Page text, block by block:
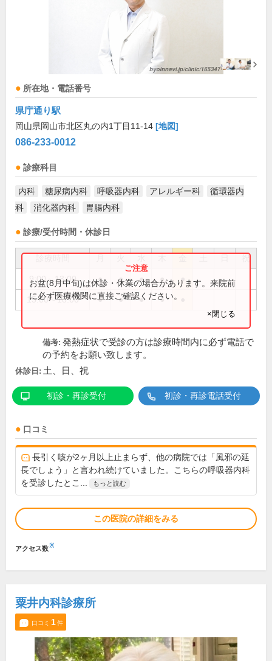
所在地・電話番号
県庁通り駅
岡山県岡山市北区丸の内1丁目11-14 [地図]
086-233-0012
診療科目
内科 糖尿病内科 呼吸器内科 アレルギー科
循環器内
科
消化器内科 胃腸内科
診療/受付時間・休診日
祝
9:00～13:00 ● ● ● ● ●
15:00～18:00 ● ● ● ●
お盆(8月中旬)は休診・休業の場合があります。来院前
に必ず医療機関に直接ご確認ください。
×閉じる
備考: 発熱症状で受診の方は診療時間内に必ず電話で
の予約をお願い致します。
休診日: 土、日、祝
初診・再診受付 初診・再診電話受付
口コミ
長引く咳が2ヶ月以上止まらず、他の病院では「風邪の延
長でしょう」と言われ続けていました。こちらの呼吸器内科
を受診したとこ...
もっと読む
この医院の詳細をみる
アクセス数※
粟井内科診療所
口コミ 1件